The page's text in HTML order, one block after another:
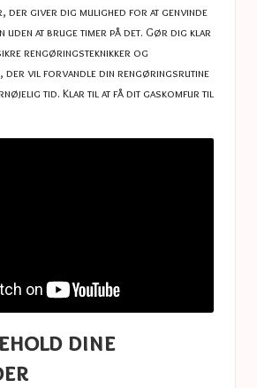
der giver dig mulighed for at genvinde
uden at bruge timer på det. Gør dig klar
rengøringsteknikker og
der vil forvandle din rengøringsrutine
tid. Klar til at få dit gaskomfur til
dine